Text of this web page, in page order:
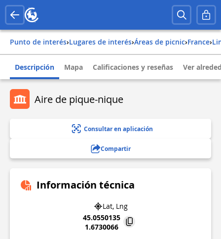
Punto de interés› Lugares de interés› Áreas de picnic› france›
Descripción Mapa Calificaciones y reseñas Ver
Aire de pique-nique
Consultar en aplicación
Compartir
Información técnica
Lat, Lng
45.0550135
1.6730066